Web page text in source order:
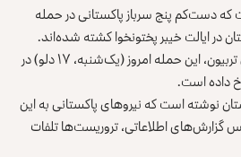
که دست‌کم پنج سرباز پاکستانی در حمله
در ایالت خیبر پختونخوا کشته شده‌اند.
تربیون، این حمله امروز (یک‌شنبه، ۱۷ دلو) در
داده است.
نوشته است که نیروهای پاکستانی به این
گزارش‌های اطلاعاتی، تروریست‌ها تلفات